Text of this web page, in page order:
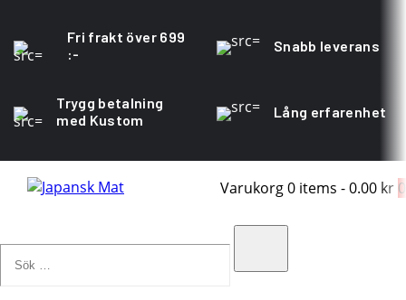
Fri frakt över 699
:-
Snabb leverans
Trygg betalning
med Kustom
Lång erfarenhet
Varukorg0 items -0.00 kr 0